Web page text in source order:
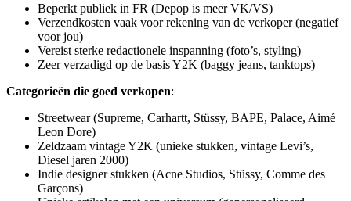
Beperkt publiek in FR (Depop is meer VK/VS)
Verzendkosten vaak voor rekening van de verkoper (negatief
voor jou)
Vereist sterke redactionele inspanning (foto’s, styling)
Zeer verzadigd op de basis Y2K (baggy jeans, tanktops)
Categorieën die goed verkopen:
Streetwear (Supreme, Carhartt, Stüssy, BAPE, Palace, Aimé
Leon Dore)
Zeldzaam vintage Y2K (unieke stukken, vintage Levi’s,
Diesel jaren 2000)
Indie designer stukken (Acne Studios, Stüssy, Comme des
Garçons)